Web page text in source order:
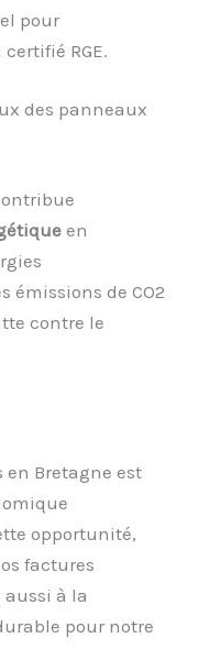
pour
RGE.
des panneaux
en
émissions de CO2
contre le
Bretagne est
opportunité,
factures
aussi à la
pour notre